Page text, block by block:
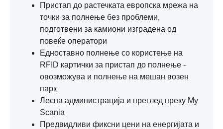
Пристап до растечката европска мрежа на
точки за полнење без проблеми,
подготвени за камиони изградена од
повеќе оператори
Едноставно полнење со користење на
RFID картички за пристап до полнење -
овозможува и полнење на мешан возен
парк
Лесна администрација и преглед преку My
Scania
Предвидливи фиксни цени на енергијата и